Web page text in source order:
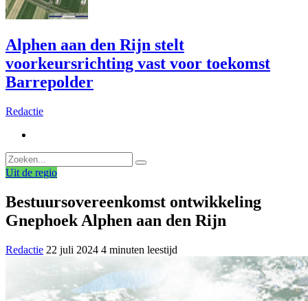
Alphen aan den Rijn stelt
voorkeursrichting vast voor toekomst
Barrepolder
Redactie
Uit de regio
Bestuursovereenkomst ontwikkeling
Gnephoek Alphen aan den Rijn
Redactie 22 juli 2024 4 minuten leestijd